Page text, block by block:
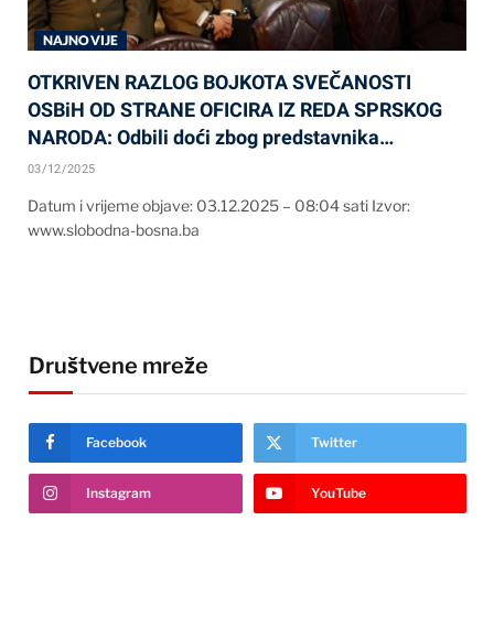
NAJNOVIJE
OTKRIVEN RAZLOG BOJKOTA SVEČANOSTI
OSBiH OD STRANE OFICIRA IZ REDA SPRSKOG
NARODA: Odbili doći zbog predstavnika…
03/12/2025
Datum i vrijeme objave: 03.12.2025 – 08:04 sati Izvor:
www.slobodna-bosna.ba
Društvene mreže
Facebook Twitter
Instagram YouTube